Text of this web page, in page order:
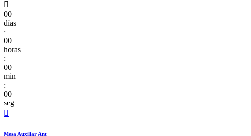

00
días
:
00
horas
:
00
min
:
00
seg

Mesa Auxiliar Ant